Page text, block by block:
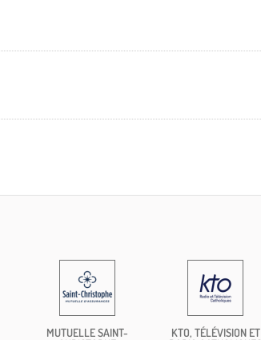
MUTUELLE SAINT-
KTO, TÉLÉVISION ET